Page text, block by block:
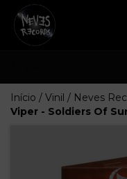
Início / Vinil / Neves
Viper - Soldiers Of